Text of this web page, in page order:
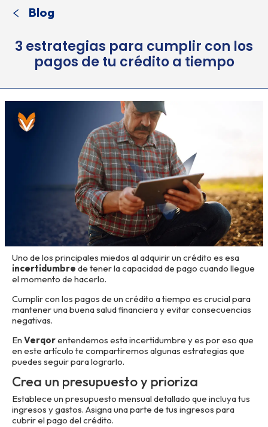
Blog
3 estrategias para cumplir con los
pagos de tu crédito a tiempo
Uno de los principales miedos al adquirir un crédito es esa
incertidumbre de tener la capacidad de pago cuando llegue
el momento de hacerlo.
Cumplir con los pagos de un crédito a tiempo es crucial para
mantener una buena salud financiera y evitar consecuencias
negativas.
En Verqorentendemos esta incertidumbre y es por eso que
en este artículo te compartiremos algunas estrategias que
puedes seguir para lograrlo.
Crea un presupuesto y prioriza
Establece un presupuesto mensual detallado que incluya tus
ingresos y gastos. Asigna una parte de tus ingresos para
cubrir el pago del crédito.